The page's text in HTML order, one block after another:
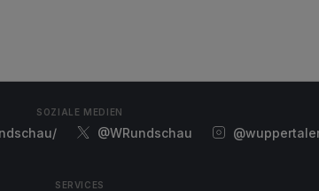
SOZIALE MEDIEN
@WRundschau
SERVICES